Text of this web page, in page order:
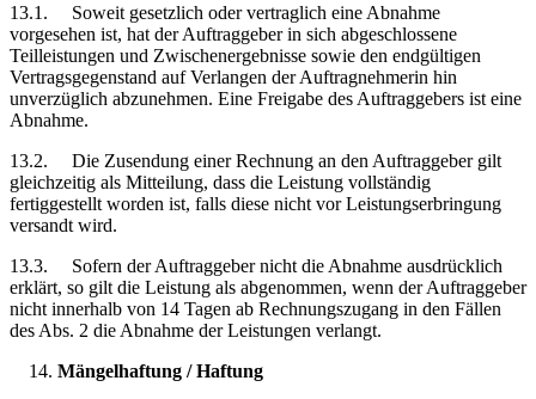
13.1. Soweit gesetzlich oder vertraglich eine Abnahme
vorgesehen ist, hat der Auftraggeber in sich abgeschlossene
Teilleistungen und Zwischenergebnisse sowie den endgültigen
Vertragsgegenstand auf Verlangen der Auftragnehmerin hin
unverzüglich abzunehmen. Eine Freigabe des Auftraggebers ist eine
Abnahme.
13.2. Die Zusendung einer Rechnung an den Auftraggeber gilt
gleichzeitig als Mitteilung, dass die Leistung vollständig
fertiggestellt worden ist, falls diese nicht vor Leistungserbringung
versandt wird.
13.3. Sofern der Auftraggeber nicht die Abnahme ausdrücklich
erklärt, so gilt die Leistung als abgenommen, wenn der Auftraggeber
nicht innerhalb von 14 Tagen ab Rechnungszugang in den Fällen
des Abs. 2 die Abnahme der Leistungen verlangt.
Mängelhaftung / Haftung